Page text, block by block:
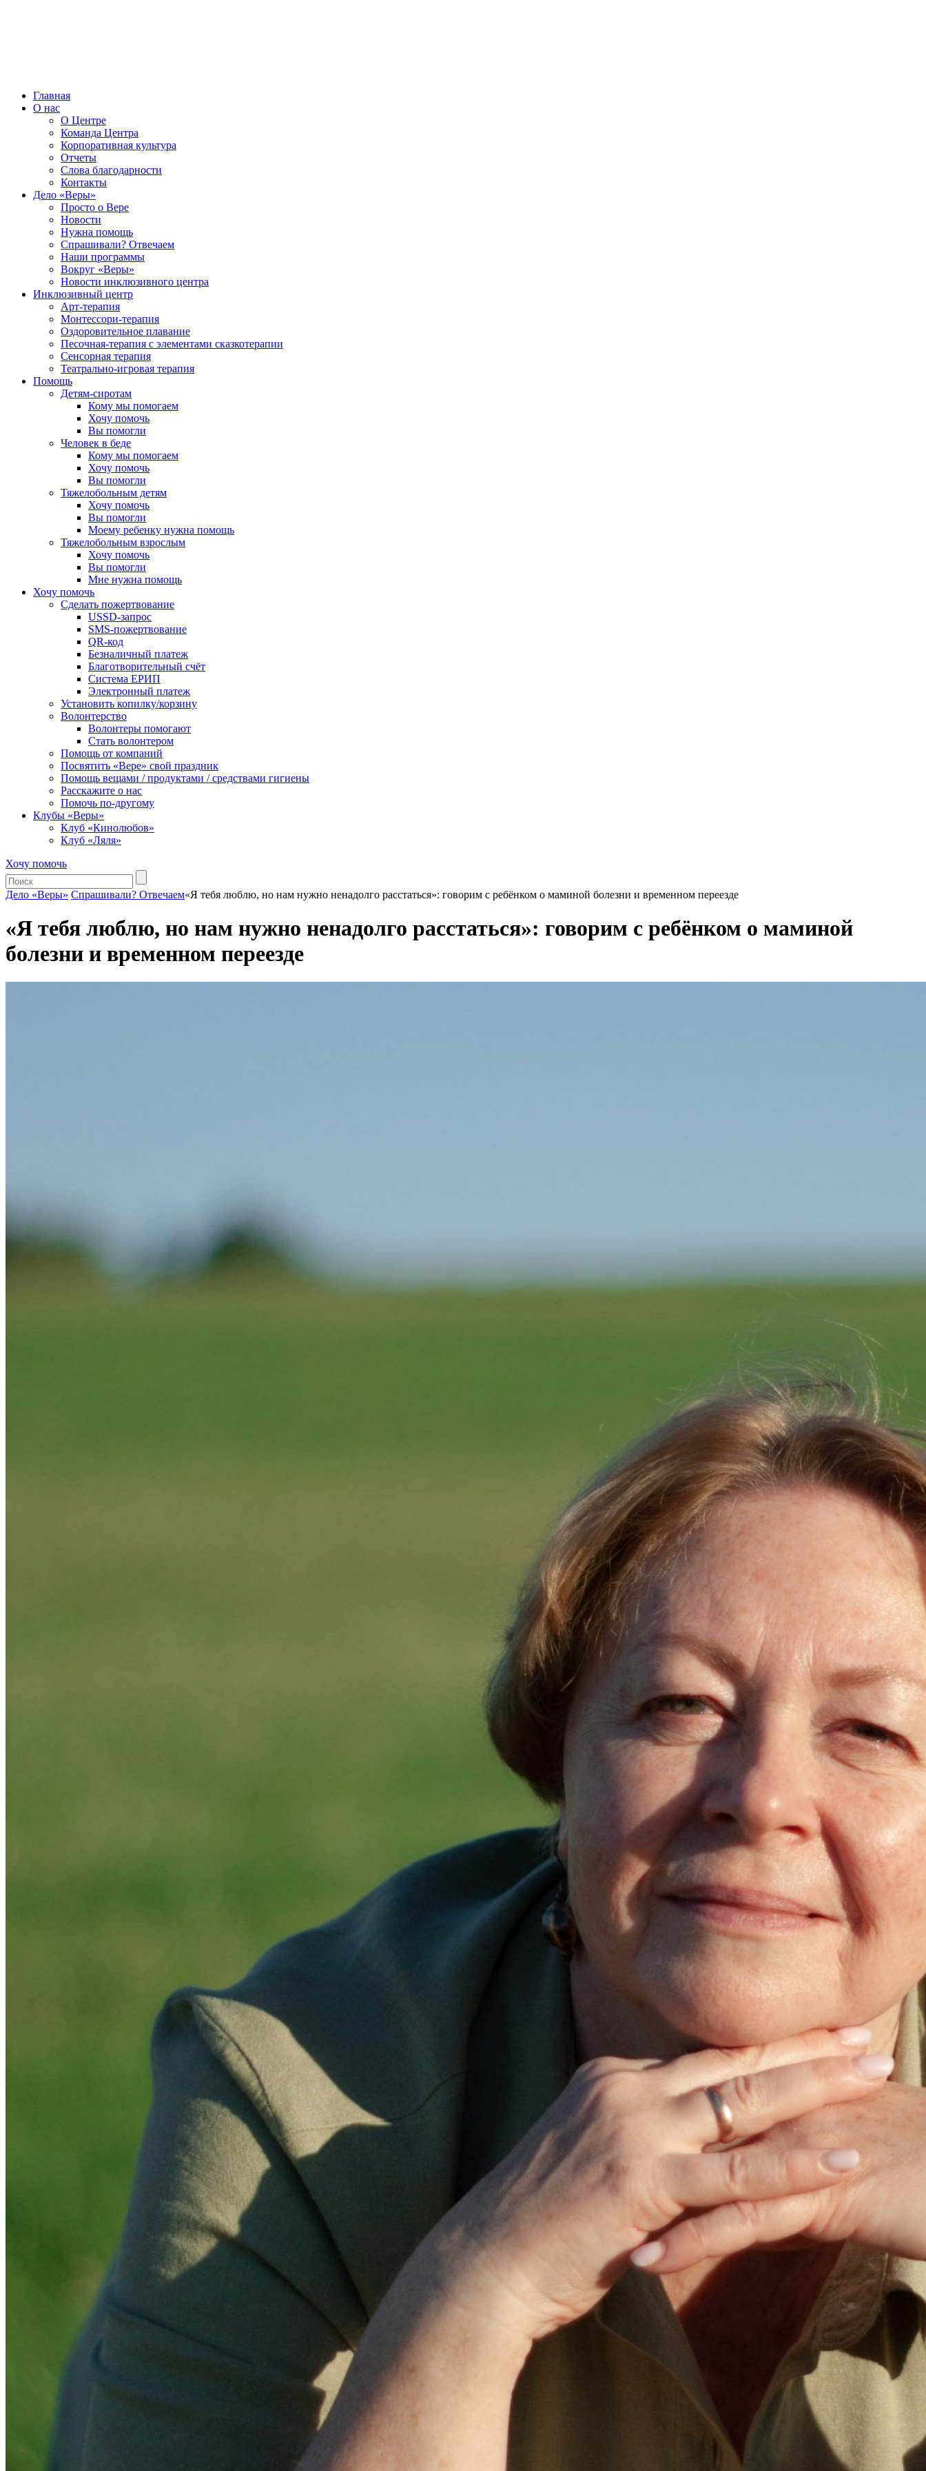
Главная
О нас
О Центре
Команда Центра
Корпоративная культура
Отчеты
Слова благодарности
Контакты
Дело «Веры»
Просто о Вере
Новости
Нужна помощь
Спрашивали? Отвечаем
Наши программы
Вокруг «Веры»
Новости инклюзивного центра
Инклюзивный центр
Арт-терапия
Монтессори-терапия
Оздоровительное плавание
Песочная-терапия с элементами сказкотерапии
Сенсорная терапия
Театрально-игровая терапия
Помощь
Детям-сиротам
Кому мы помогаем
Хочу помочь
Вы помогли
Человек в беде
Кому мы помогаем
Хочу помочь
Вы помогли
Тяжелобольным детям
Хочу помочь
Вы помогли
Моему ребенку нужна помощь
Тяжелобольным взрослым
Хочу помочь
Вы помогли
Мне нужна помощь
Хочу помочь
Сделать пожертвование
USSD-запрос
SMS-пожертвование
QR-код
Безналичный платеж
Благотворительный счёт
Система ЕРИП
Электронный платеж
Установить копилку/корзину
Волонтерство
Волонтеры помогают
Стать волонтером
Помощь от компаний
Посвятить «Вере» свой праздник
Помощь вещами / продуктами / средствами гигиены
Расскажите о нас
Помочь по-другому
Клубы «Веры»
Клуб «Кинолюбов»
Клуб «Ляля»
Хочу помочь
Дело «Веры» Спрашивали? Отвечаем«Я тебя люблю, но нам нужно ненадолго расстаться»: говорим с ребёнком о маминой болезни и временном переезде
«Я тебя люблю, но нам нужно ненадолго расстаться»: говорим с ребёнком о маминой
болезни и временном переезде